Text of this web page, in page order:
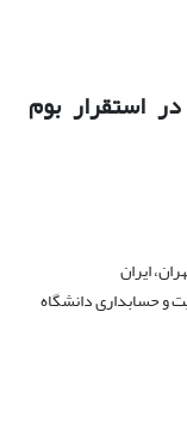
استقرار بوم
ایران
و حسابداری دانشگاه